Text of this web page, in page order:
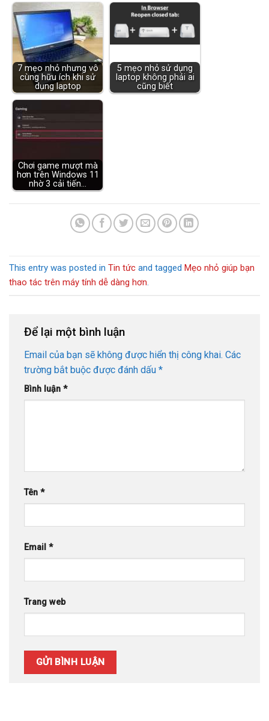
7 mẹo nhỏ nhưng vô
cùng hữu ích khi sử
dụng laptop
5 mẹo nhỏ sử dụng
laptop không phải ai
cũng biết
Chơi game mượt mà
hơn trên Windows 11
nhờ 3 cải tiến…
This entry was posted in Tin tức and tagged Mẹo nhỏ giúp bạn
thao tác trên máy tính dễ dàng hơn.
Để lại một bình luận
Email của bạn sẽ không được hiển thị công khai. Các
trường bắt buộc được đánh dấu *
Bình luận *
Tên *
Email *
Trang web